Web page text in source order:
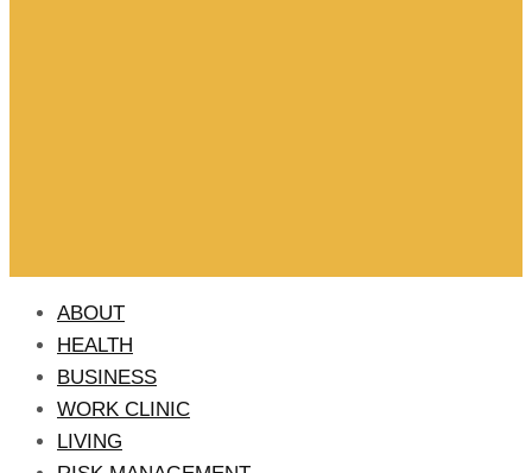
ABOUT
HEALTH
BUSINESS
WORK CLINIC
LIVING